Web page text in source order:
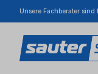
Hauptinhalt
Zur Suche springen
Zur
Unsere Fachberater sind